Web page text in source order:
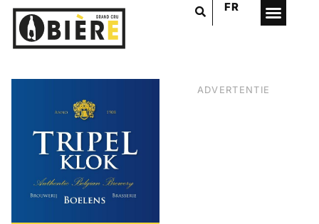
FR
ADVERTENTIE